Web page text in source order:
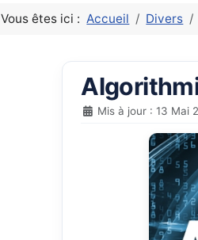
Vous êtes ici :Accueil Divers
Mis à jour : 13 Mai